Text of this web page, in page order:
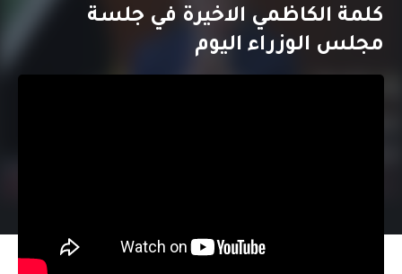
كلمة الكاظمي الاخيرة في جلسة
مجلس الوزراء اليوم